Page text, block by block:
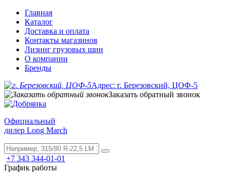
Главная
Каталог
Доставка и оплата
Контакты магазинов
Лизинг грузовых шин
О компании
Бренды
Адрес: г. Березовский, ЦОФ-5
Заказать обратный звонок
Официальный
дилер Long March
+7 343 344-01-01
График работы